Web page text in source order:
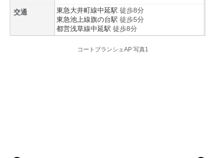
交通 東急大井町線中延駅 徒歩8分
東急池上線旗の台駅 徒歩5分
都営浅草線中延駅 徒歩8分